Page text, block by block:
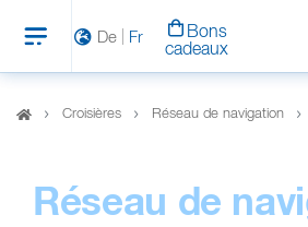
De Fr
Bons
cadeaux
Croisières Réseau de navigation
Réseau de